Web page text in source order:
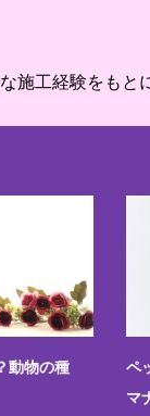
施工経験をも
動物の種
ペ
マ